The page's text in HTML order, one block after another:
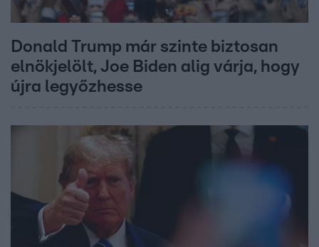
Donald Trump már szinte biztosan
elnökjelölt, Joe Biden alig várja, hogy
újra legyőzhesse